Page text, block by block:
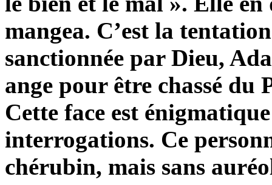
mangea. C’est la
sanctionnée par Dieu,
ange pour être chassé du
Cette face est
interrogations. Ce
chérubin, mais sans